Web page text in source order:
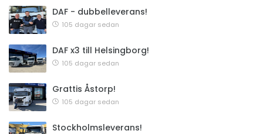
DAF - dubbelleverans!
105 dagar sedan
DAF x3 till Helsingborg!
105 dagar sedan
Grattis Åstorp!
105 dagar sedan
Stockholmsleverans!